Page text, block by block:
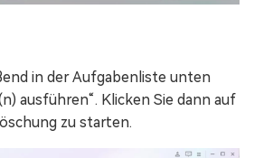
in der Aufgabenliste unten
ausführen“. Klicken Sie dann auf
zu starten.